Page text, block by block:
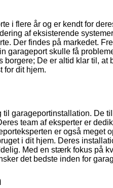
i flere år og er kendt for
af eksisterende
Der findes på markedet.
garageport skulle få
De er altid klar til, at
for dit hjem.
garageportinstallation. De
team af eksperter er
er også meget
i dit hjem. Deres
Med en stærk fokus på
det bedste inden for